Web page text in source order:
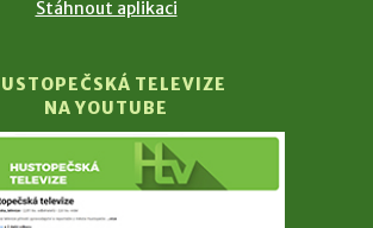
Stáhnout aplikaci
TELEVIZE
NA YOUTUBE